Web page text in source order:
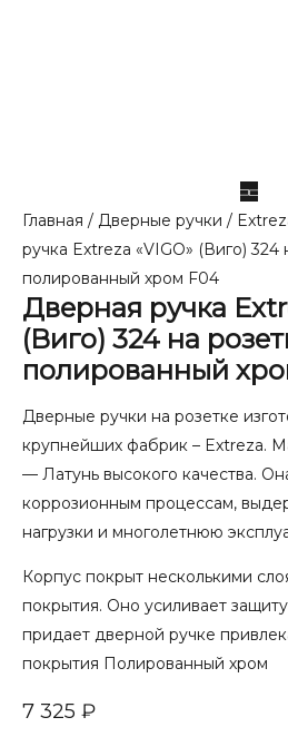
Главная / Дверные ручки /
ручка Extreza «VIGO» (Виго) 324
полированный хром F04
Дверная ручка
(Виго) 324 на
полированный
Дверные ручки на розетке
крупнейших фабрик – Extreza.
— Латунь высокого качества.
коррозионным процессам,
нагрузки и многолетнюю
Корпус покрыт несколькими
покрытия. Оно усиливает
придает дверной ручке
покрытия Полированный хром
7 325 ₽